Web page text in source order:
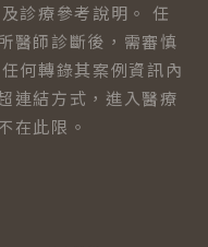
診療參考說明。 任
醫師診斷後，需審慎
何轉錄其案例資訊內
連結方式，進入醫療
在此限。